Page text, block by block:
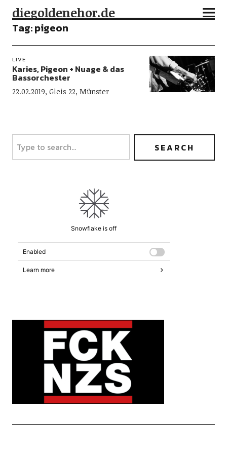
diegoldenehor.de
Tag:pigeon
LIVE
Karies, Pigeon + Nuage & das
Bassorchester
22.02.2019, Gleis 22, Münster